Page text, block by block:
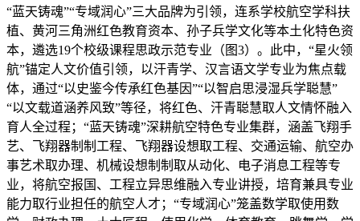
“蓝天铸魂”“专域润心”三大品牌为引领，连系学校航空学科扶
植、黄河三角洲红色教育资本、孙子兵学文化等本土化特色资
本，遴选19个校级课程思政示范专业（图3）。此中，“星火领
航”锚定人文价值引领，以汗青学、汉言语文学专业为焦点载
体，通过“以史鉴今传承红色基因”“以智启思浸湿兵学聪慧”
“以文载道涵养风致”等径，将红色、汗青聪慧取人文情怀融入
育人全过程；“蓝天铸魂”深耕航空特色专业集群，涵盖飞翔手
艺、飞翔器制制工程、飞翔器设想取工程、交通运输、航空办
事艺术取办理、机械设想制制取从动化、电子消息工程等专
业，将航空报国、工程立异思维融入专业讲授，培育兼具专业
能力取行业担任的航空人才；“专域润心”笼盖数学取使用数